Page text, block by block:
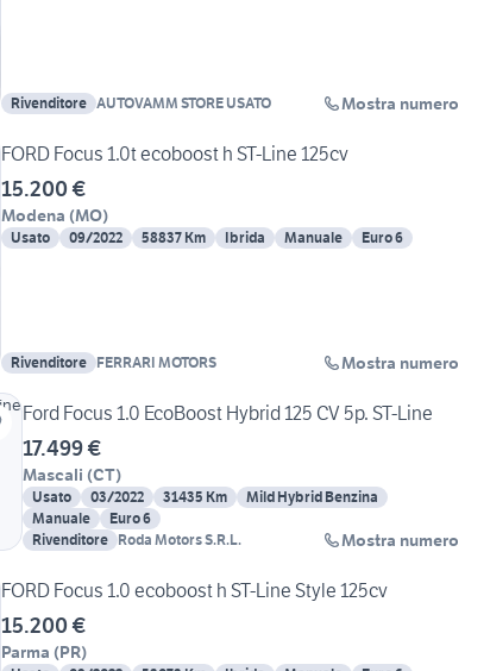
Rivenditore AUTOVAMM STORE USATO Mostra numero
FORD Focus 1.0t ecoboost h ST-Line 125cv
15.200 €
Modena (MO)
Usato 09/2022 58837 Km Ibrida Manuale Euro 6
Rivenditore FERRARI MOTORS Mostra numero
Ford Focus 1.0 EcoBoost Hybrid 125 CV 5p. ST-Line
17.499 €
Mascali (CT)
Usato 03/2022 31435 Km
Mild Hybrid Benzina
Manuale
Euro 6
Rivenditore Roda Motors S.R.L. Mostra numero
FORD Focus 1.0 ecoboost h ST-Line Style 125cv
15.200 €
Parma (PR)